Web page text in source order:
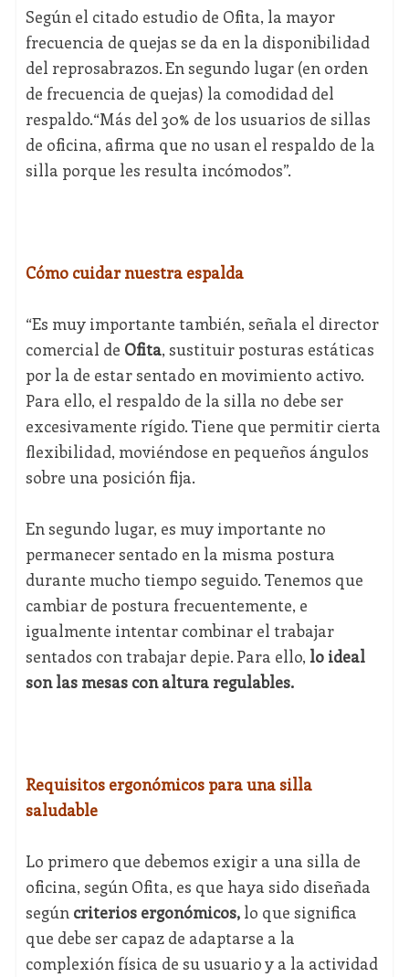
Según el citado estudio de Ofita, la mayor
frecuencia de quejas se da en la disponibilidad
del reprosabrazos. En segundo lugar (en orden
de frecuencia de quejas) la comodidad del
respaldo.“Más del 30% de los usuarios de sillas
de oficina, afirma que no usan el respaldo de la
silla porque les resulta incómodos”.
Cómo cuidar nuestra espalda
“Es muy importante también, señala el director
comercial de Ofita, sustituir posturas estáticas
por la de estar sentado en movimiento activo.
Para ello, el respaldo de la silla no debe ser
excesivamente rígido. Tiene que permitir cierta
flexibilidad, moviéndose en pequeños ángulos
sobre una posición fija.
En segundo lugar, es muy importante no
permanecer sentado en la misma postura
durante mucho tiempo seguido. Tenemos que
cambiar de postura frecuentemente, e
igualmente intentar combinar el trabajar
sentados con trabajar depie. Para ello, lo ideal
son las mesas con altura regulables.
Requisitos ergonómicos para una silla
saludable
Lo primero que debemos exigir a una silla de
oficina, según Ofita, es que haya sido diseñada
según criterios ergonómicos,lo que significa
que debe ser capaz de adaptarse a la
complexión física de su usuario y a la actividad